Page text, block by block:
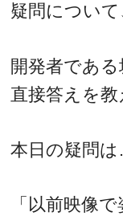
疑問について
開発者であ
直接答えを教
本日の疑問
「以前映像